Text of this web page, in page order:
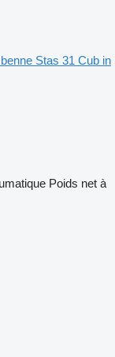
Stas 31 Cub in
Poids net à